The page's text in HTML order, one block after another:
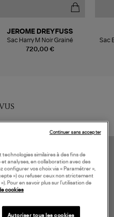
720,00 €
JEROME DREYFUSS
Sac Harry M Noir Grainé Sac
technologies similaires à des fins de
analyses, en collaboration avec des
configurer vos choix via « Paramétrer »,
») ou refuser ceux non strictement
Pour en savoir plus sur l’utilisation de
cookies
Autoriser tous les cookies
Continuer sans accepter